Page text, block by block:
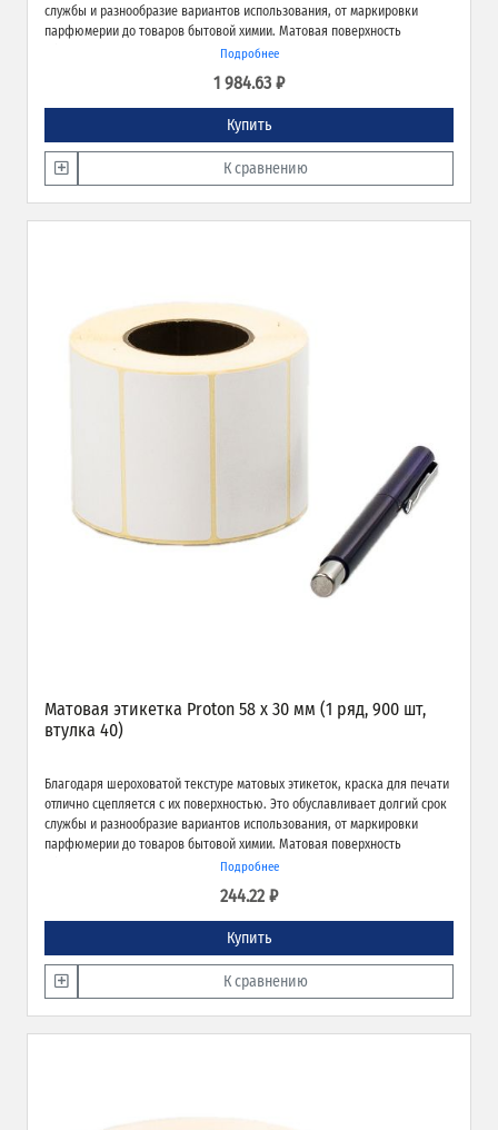
службы и разнообразие вариантов использования, от маркировки
парфюмерии до товаров бытовой химии. Матовая поверхность
обеспечивает превосходное качество печати и широкие возможности
Подробнее
1 984.63 ₽
Купить
К сравнению
Матовая этикетка Proton 58 х 30 мм (1 ряд, 900 шт,
втулка 40)
Благодаря шероховатой текстуре матовых этикеток, краска для печати
отлично сцепляется с их поверхностью. Это обуславливает долгий срок
службы и разнообразие вариантов использования, от маркировки
парфюмерии до товаров бытовой химии. Матовая поверхность
обеспечивает превосходное качество печати и широкие возможности
Подробнее
244.22 ₽
Купить
К сравнению